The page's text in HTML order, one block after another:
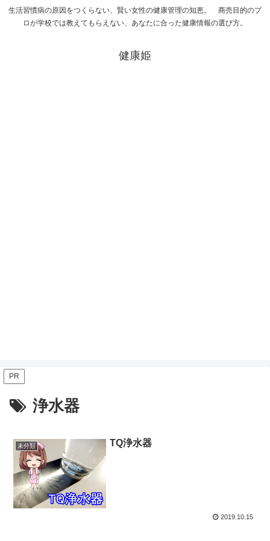
生活習慣病の原因をつくらない、賢い女性の健康管理の知恵。 商売目的のプ
ロが学校では教えてもらえない、あなたに合った健康情報の選び方。
健康姫
PR
浄水器
未分類 TQ浄水器
2019.10.15